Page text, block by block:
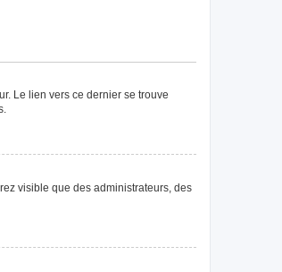
Le lien vers ce dernier se trouve
visible que des administrateurs, des